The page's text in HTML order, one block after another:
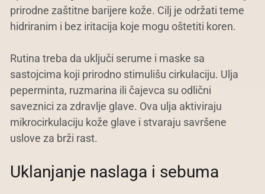
prirodne zaštitne barijere kože. Cilj je održati teme
hidriranim i bez iritacija koje mogu oštetiti koren.
Rutina treba da uključi serume i maske sa
sastojcima koji prirodno stimulišu cirkulaciju. Ulja
peperminta, ruzmarina ili čajevca su odlični
saveznici za zdravlje glave. Ova ulja aktiviraju
mikrocirkulaciju kože glave i stvaraju savršene
uslove za brži rast.
Uklanjanje naslaga i sebuma